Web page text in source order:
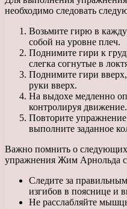
необходимо следовать
Возьмите гирю в
собой на уровне плеч.
Поднимите гири к
слегка согнутые в
Поднимите гири
руки вверх.
На выдохе медленно
контролируя движение.
Повторите упражнение
выполните заданное
Важно помнить о
упражнения Жим Арнольда с
Следите за
изгибов в пояснице и
Не расслабляйте